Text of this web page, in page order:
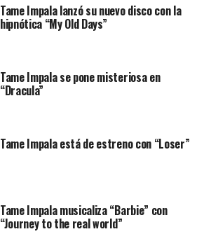
Tame Impala lanzó su nuevo disco con la
hipnótica “My Old Days”
Tame Impala se pone misteriosa en
“Dracula”
Tame Impala está de estreno con “Loser”
Tame Impala musicaliza “Barbie” con
“Journey to the real world”